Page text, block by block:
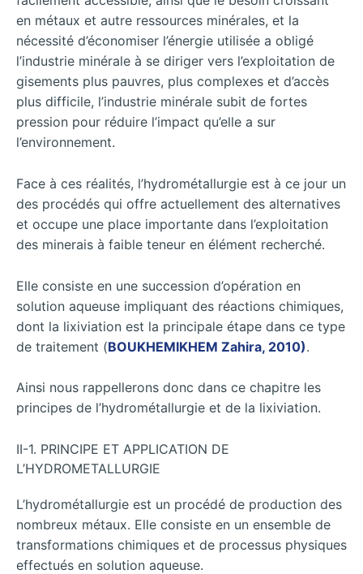
en métaux et autre ressources minérales, et la
nécessité d’économiser l’énergie utilisée a obligé
l’industrie minérale à se diriger vers l’exploitation de
gisements plus pauvres, plus complexes et d’accès
plus difficile, l’industrie minérale subit de fortes
pression pour réduire l’impact qu’elle a sur
l’environnement.
Face à ces réalités, l’hydrométallurgie est à ce jour un
des procédés qui offre actuellement des alternatives
et occupe une place importante dans l’exploitation
des minerais à faible teneur en élément recherché.
Elle consiste en une succession d’opération en
solution aqueuse impliquant des réactions chimiques,
dont la lixiviation est la principale étape dans ce type
de traitement (BOUKHEMIKHEM Zahira, 2010).
Ainsi nous rappellerons donc dans ce chapitre les
principes de l’hydrométallurgie et de la lixiviation.
II-1. PRINCIPE ET APPLICATION DE
L’HYDROMETALLURGIE
L’hydrométallurgie est un procédé de production des
nombreux métaux. Elle consiste en un ensemble de
transformations chimiques et de processus physiques
effectués en solution aqueuse.